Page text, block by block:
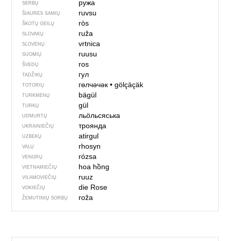
SERBŲ ружа
ŠIAURĖS SAMIŲ ruvsu
ŠKOTŲ GEILŲ ròs
SLOVAKŲ ruža
SLOVĖNŲ vrtnica
SUOMIŲ ruusu
ŠVEDŲ ros
TADŽIKŲ гул
TOTORIŲ гөлчәчәк• gölçäçäk
TURKMĖNŲ bägül
TURKŲ gül
UDMURTŲ льӧльсяська
UKRAINIEČIŲ троянда
UZBEKŲ atirgul
VALŲ rhosyn
VENGRŲ rózsa
VIETNAMIEČIŲ hoa hồng
VILAMOVIEČIŲ ruuz
VOKIEČIŲ die Rose
ŽEMUTINIŲ SORBŲ roža